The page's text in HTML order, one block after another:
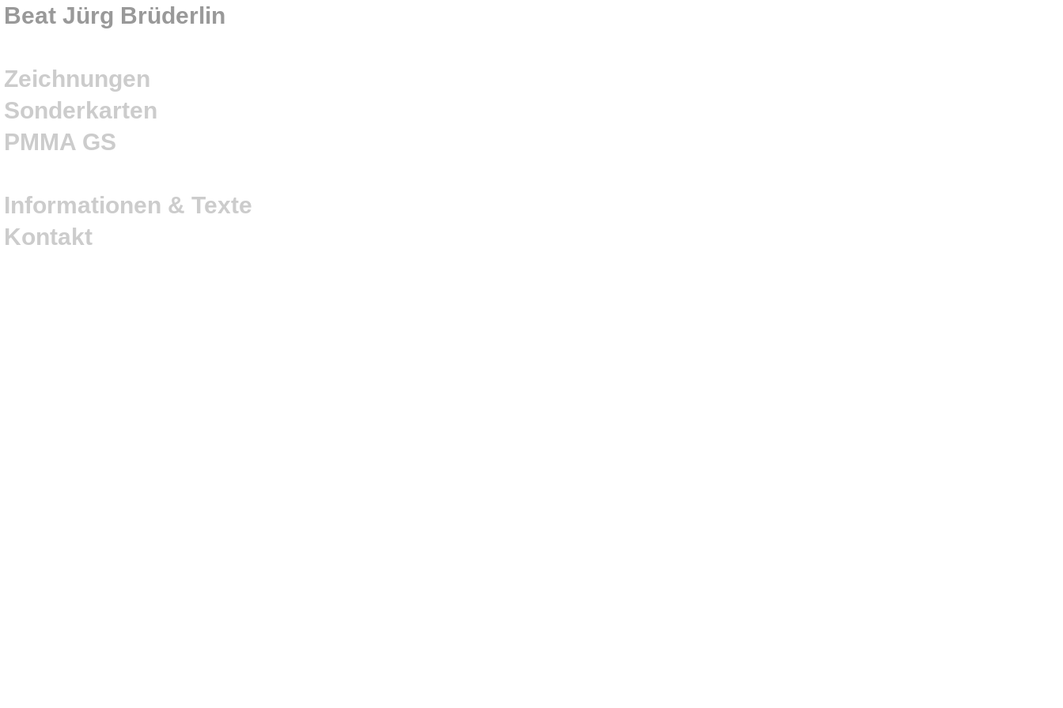
Beat Jürg Brüderlin
Zeichnungen
Sonderkarten
PMMA GS
Informationen & Texte
Kontakt